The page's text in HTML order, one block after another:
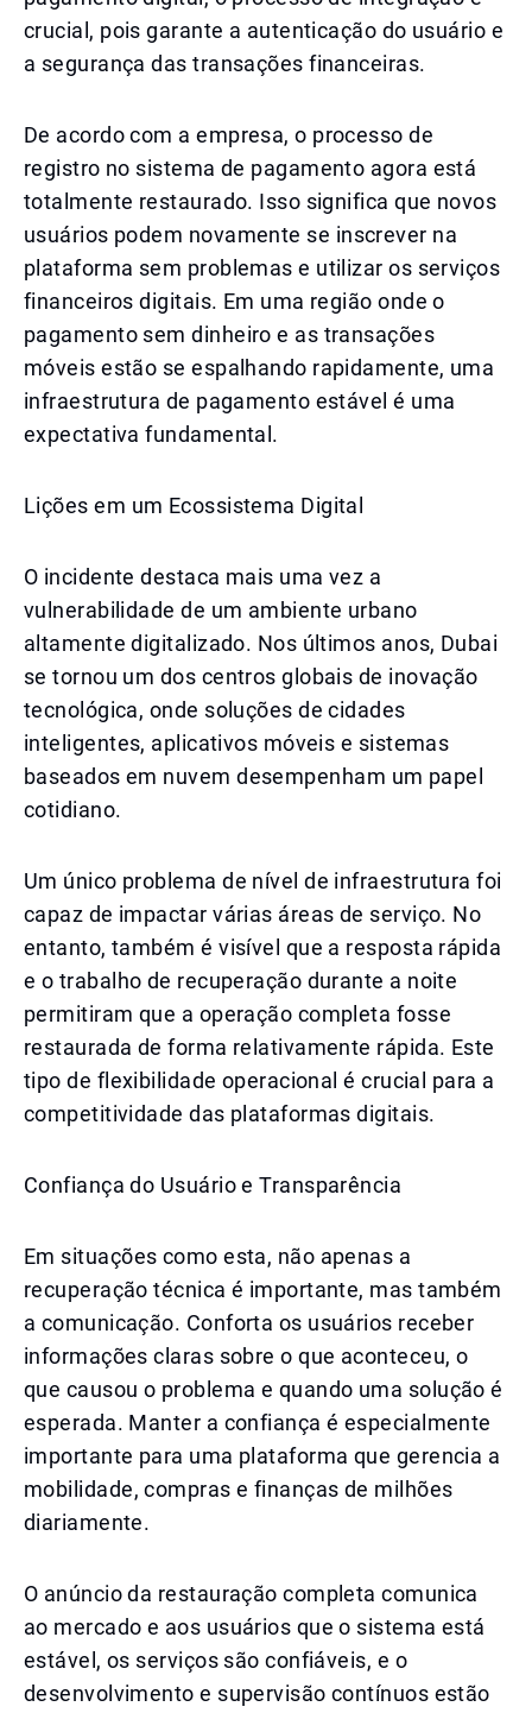
crucial, pois garante a autenticação do usuário e
a segurança das transações financeiras.
De acordo com a empresa, o processo de
registro no sistema de pagamento agora está
totalmente restaurado. Isso significa que novos
usuários podem novamente se inscrever na
plataforma sem problemas e utilizar os serviços
financeiros digitais. Em uma região onde o
pagamento sem dinheiro e as transações
móveis estão se espalhando rapidamente, uma
infraestrutura de pagamento estável é uma
expectativa fundamental.
Lições em um Ecossistema Digital
O incidente destaca mais uma vez a
vulnerabilidade de um ambiente urbano
altamente digitalizado. Nos últimos anos, Dubai
se tornou um dos centros globais de inovação
tecnológica, onde soluções de cidades
inteligentes, aplicativos móveis e sistemas
baseados em nuvem desempenham um papel
cotidiano.
Um único problema de nível de infraestrutura foi
capaz de impactar várias áreas de serviço. No
entanto, também é visível que a resposta rápida
e o trabalho de recuperação durante a noite
permitiram que a operação completa fosse
restaurada de forma relativamente rápida. Este
tipo de flexibilidade operacional é crucial para a
competitividade das plataformas digitais.
Confiança do Usuário e Transparência
Em situações como esta, não apenas a
recuperação técnica é importante, mas também
a comunicação. Conforta os usuários receber
informações claras sobre o que aconteceu, o
que causou o problema e quando uma solução é
esperada. Manter a confiança é especialmente
importante para uma plataforma que gerencia a
mobilidade, compras e finanças de milhões
diariamente.
O anúncio da restauração completa comunica
ao mercado e aos usuários que o sistema está
estável, os serviços são confiáveis, e o
desenvolvimento e supervisão contínuos estão